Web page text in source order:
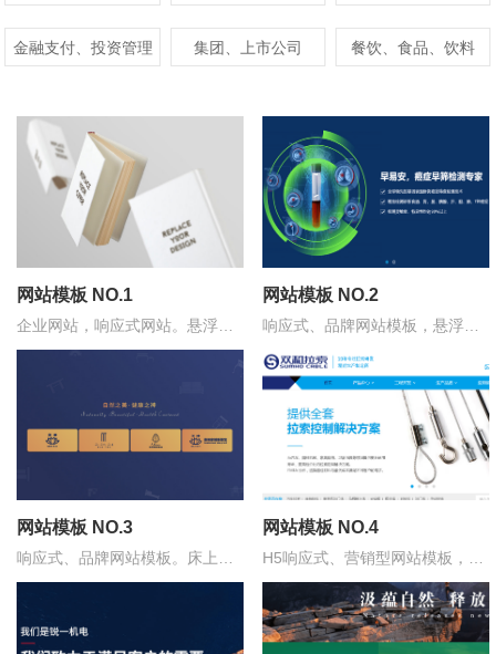
金融支付、投资管理 集团、上市公司 餐饮、食品、饮料
网站模板 NO.1
企业网站，响应式网站。悬浮式
导航，简约大气。
网站模板 NO.2
响应式、品牌网站模板，悬浮式
导航，时尚大气，蓝绿色风格
网站模板 NO.3
响应式、品牌网站模板。床上用
品类、蓝色、专业大气
网站模板 NO.4
H5响应式、营销型网站模板，简
约风格